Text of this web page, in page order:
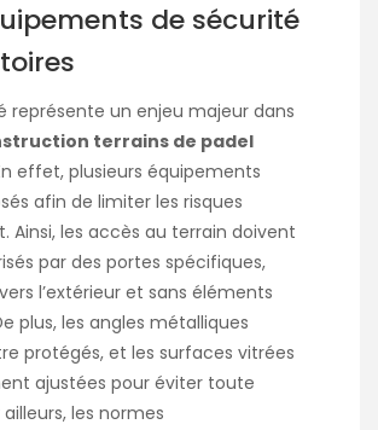
de sécurité
représente un enjeu majeur dans
terrains de padel
effet, plusieurs équipements
afin de limiter les risques
Ainsi, les accès au terrain doivent
par des portes spécifiques,
l’extérieur et sans éléments
plus, les angles métalliques
protégés, et les surfaces vitrées
ajustées pour éviter toute
ailleurs, les normes